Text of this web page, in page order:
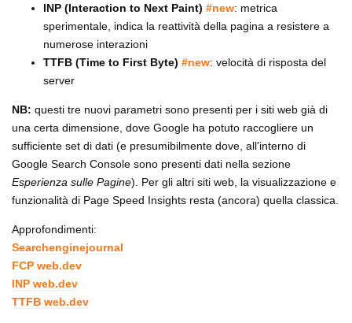
INP (Interaction to Next Paint) #new: metrica
sperimentale, indica la reattività della pagina a resistere a
numerose interazioni
TTFB (Time to First Byte) #new: velocità di risposta del
server
NB: questi tre nuovi parametri sono presenti per i siti web già di
una certa dimensione, dove Google ha potuto raccogliere un
sufficiente set di dati (e presumibilmente dove, all'interno di
Google Search Console sono presenti dati nella sezione
Esperienza sulle Pagine). Per gli altri siti web, la visualizzazione e
funzionalità di Page Speed Insights resta (ancora) quella classica.
Approfondimenti:
Searchenginejournal
FCP web.dev
INP web.dev
TTFB web.dev